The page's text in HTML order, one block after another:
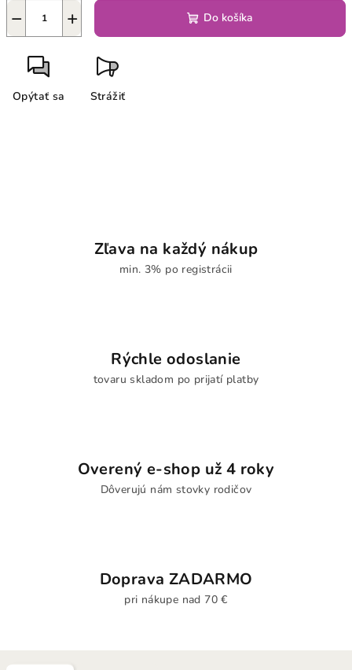
+
− Do košíka
Opýtať sa Strážiť
Zľava na každý nákup
min. 3% po registrácii
Rýchle odoslanie
tovaru skladom po prijatí platby
Overený e-shop už 4 roky
Dôverujú nám stovky rodičov
Doprava ZADARMO
pri nákupe nad 70 €